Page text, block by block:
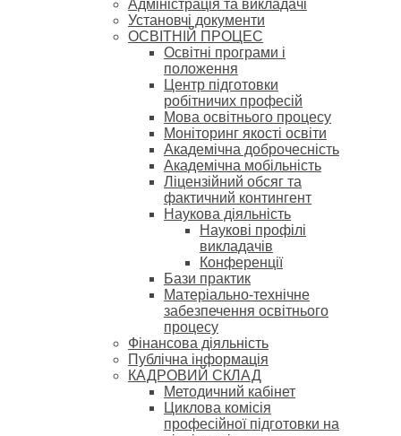
Адміністрація та викладачі
Установчі документи
ОСВІТНІЙ ПРОЦЕС
Освітні програми і
положення
Центр підготовки
робітничих професій
Мова освітнього процесу
Моніторинг якості освіти
Академічна доброчесність
Академічна мобільність
Ліцензійний обсяг та
фактичний контингент
Наукова діяльність
Наукові профілі
викладачів
Конференції
Бази практик
Матеріально-технічне
забезпечення освітнього
процесу
Фінансова діяльність
Публічна інформація
КАДРОВИЙ СКЛАД
Методичний кабінет
Циклова комісія
професійної підготовки на